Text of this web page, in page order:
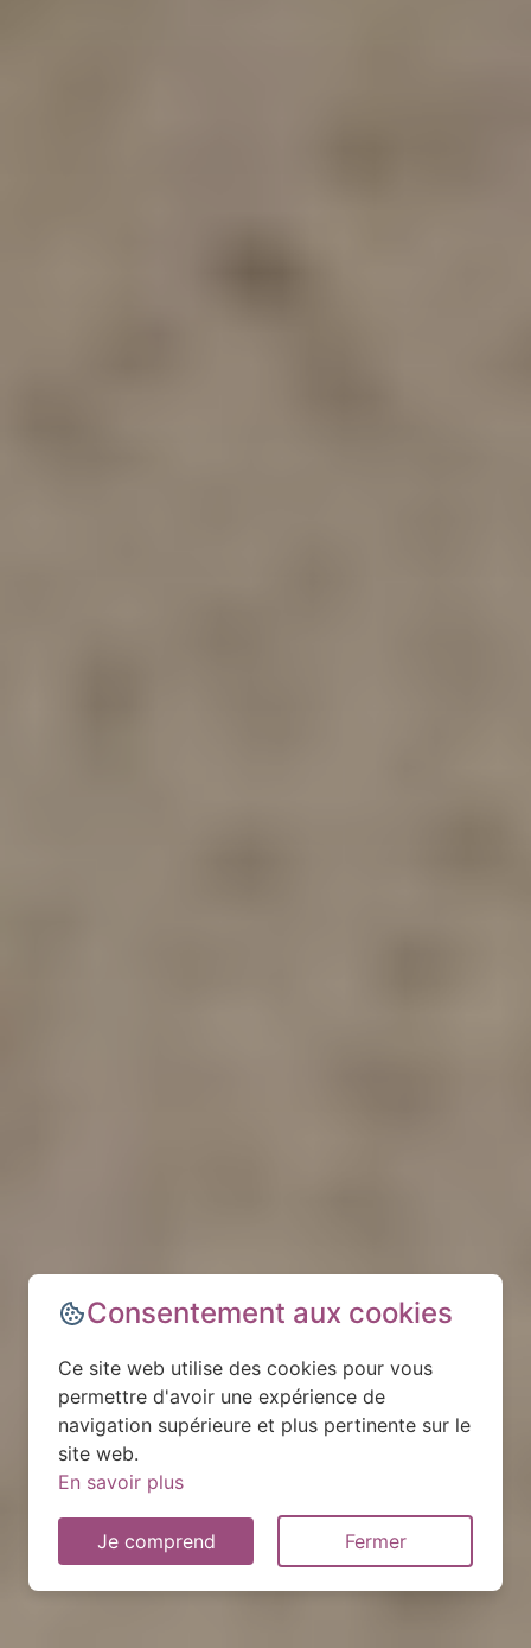
Consentement aux cookies
Ce site web utilise des cookies pour vous
permettre d'avoir une expérience de
navigation supérieure et plus pertinente sur le
site web.
En savoir plus
Je comprend Fermer